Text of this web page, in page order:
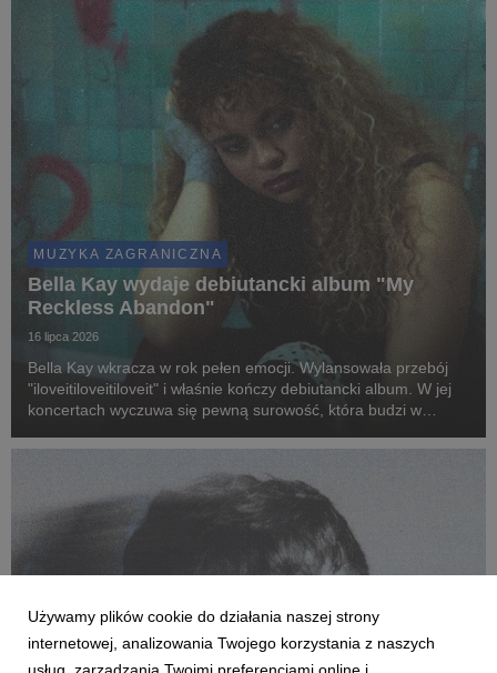
MUZYKA ZAGRANICZNA
Bella Kay wydaje debiutancki album "My
Reckless Abandon"
16 lipca 2026
Bella Kay wkracza w rok pełen emocji. Wylansowała przebój
"iloveitiloveitiloveit" i właśnie kończy debiutancki album. W jej
koncertach wyczuwa się pewną surowość, która budzi w
Używamy plików cookie do działania naszej strony
internetowej, analizowania Twojego korzystania z naszych